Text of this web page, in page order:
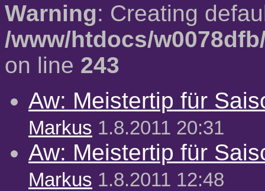
Warning: Creating
/www/htdocs/
on line 243
Aw: Meistertip für
Markus 1.8.2011 20:31
Aw: Meistertip für
Markus 1.8.2011 12:48